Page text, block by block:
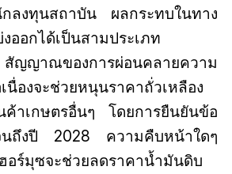
ลงทุนสถาบัน ผลกระทบในทาง
ออกได้เป็นสามประเภท
ญญาณของการผ่อนคลายความ
นื่องจะช่วยหนุนราคาถั่วเหลือง
าเกษตรอื่นๆ โดยการยืนยันข้อ
นถึงปี 2028 ความคืบหน้าใดๆ
อร์มุซจะช่วยลดราคาน้ำมันดิบ